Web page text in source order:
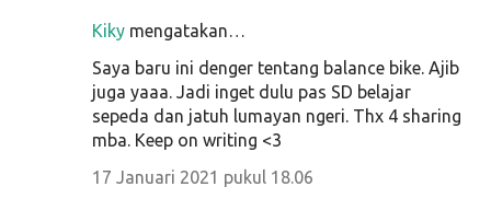
Kiky mengatakan…
Saya baru ini denger tentang balance bike. Ajib
juga yaaa. Jadi inget dulu pas SD belajar
sepeda dan jatuh lumayan ngeri. Thx 4 sharing
mba. Keep on writing <3
17 Januari 2021 pukul 18.06